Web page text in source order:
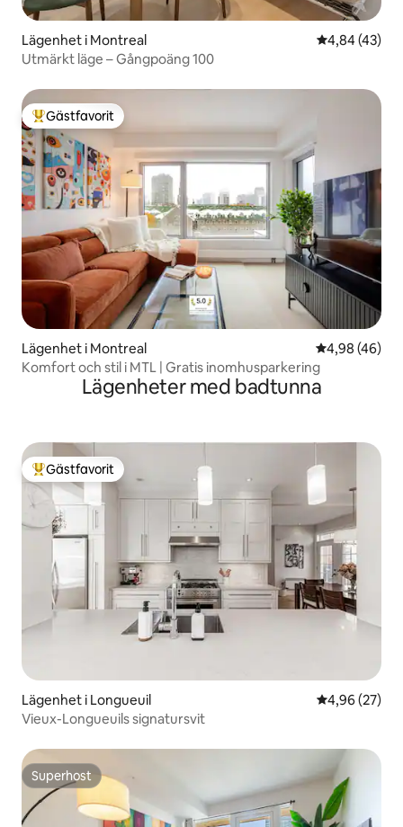
Lägenhet i Montreal 4,84 av 5 i
4,84 (43)
Utmärkt läge – Gångpoäng 100
Populär gästfavorit
Gästfavorit
Lägenhet i Montreal 4,98 av 5 i
4,98 (46)
Komfort och stil i MTL | Gratis inomhusparkering
Lägenheter med badtunna
Populär gästfavorit
Gästfavorit
Lägenhet i Longueuil 4,96 av 5 i
4,96 (27)
Vieux-Longueuils signatursvit
Superhost
Superhost